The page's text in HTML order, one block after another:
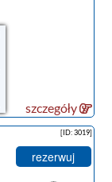
szczegóły
[ID: 3019]
rezerwuj